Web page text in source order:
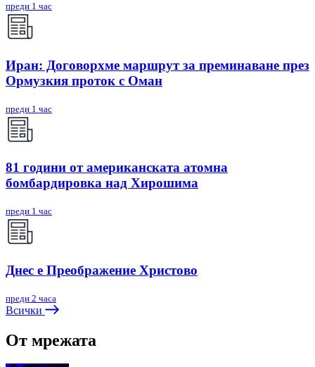
преди 1 час
Иран: Договорхме маршрут за преминаване през
Ормузкия проток с Оман
преди 1 час
81 години от американската атомна
бомбардировка над Хирошима
преди 1 час
Днес е Преображение Христово
преди 2 часа
Всички
От мрежата